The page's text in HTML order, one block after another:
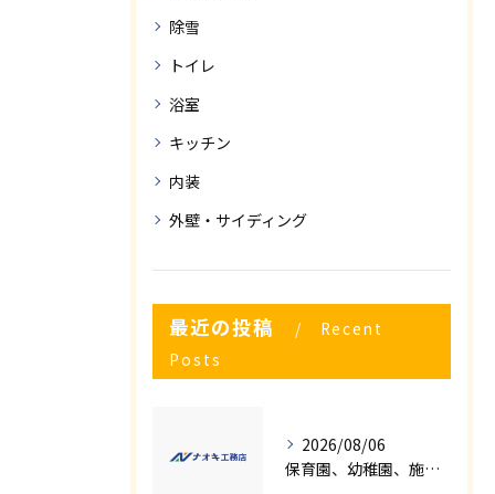
除雪
トイレ
浴室
キッチン
内装
外壁・サイディング
最近の投稿
Recent
Posts
2026/08/06
保育園、幼稚園、施設様！！内装リフォームでお悩み事はございませんか？